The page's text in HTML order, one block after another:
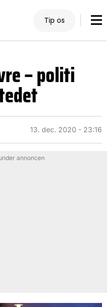
Tip os
– politi
13. dec. 2020 - 23:16
annoncen